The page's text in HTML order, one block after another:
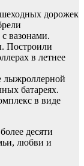
дорожек
вазонами.
Построили
в летнее
лыжроллерной
батареях.
в виде
десяти
любви и